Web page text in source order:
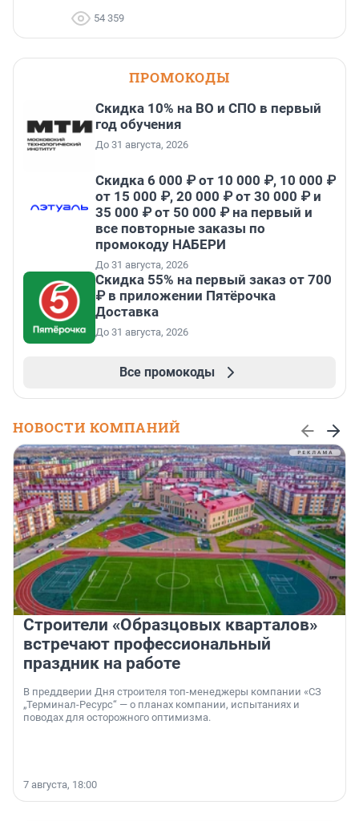
54 359
ПРОМОКОДЫ
Скидка 10% на ВО и СПО в первый
год обучения
До 31 августа, 2026
Скидка 6 000 ₽ от 10 000 ₽, 10 000 ₽
от 15 000 ₽, 20 000 ₽ от 30 000 ₽ и
35 000 ₽ от 50 000 ₽ на первый и
все повторные заказы по
промокоду НАБЕРИ
До 31 августа, 2026
Скидка 55% на первый заказ от 700
₽ в приложении Пятёрочка
Доставка
До 31 августа, 2026
Все промокоды
НОВОСТИ КОМПАНИЙ
Строители «Образцовых кварталов»
встречают профессиональный
праздник на работе
В преддверии Дня строителя топ-менеджеры компании «СЗ
„Терминал-Ресурс“ — о планах компании, испытаниях и
поводах для осторожного оптимизма.
7 августа, 18:00